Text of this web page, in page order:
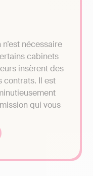
nécessaire
cabinets
insèrent des
contrats. Il est
qui vous